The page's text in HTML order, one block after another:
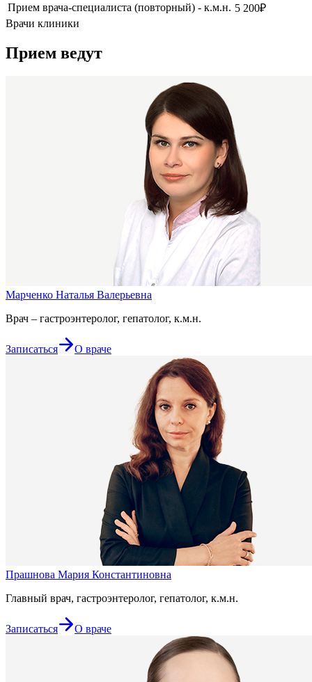
Прием врача-специалиста (повторный) - к.м.н. 5 200₽
Врачи клиники
Прием ведут
Марченко Наталья Валерьевна
Врач – гастроэнтеролог, гепатолог, к.м.н.
Записаться О враче
Прашнова Мария Константиновна
Главный врач, гастроэнтеролог, гепатолог, к.м.н.
Записаться О враче